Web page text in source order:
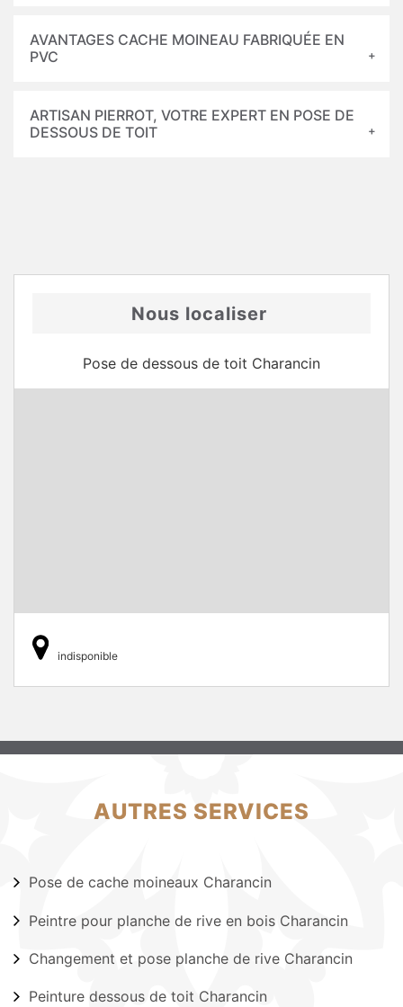
AVANTAGES CACHE MOINEAU FABRIQUÉE EN
PVC
ARTISAN PIERROT, VOTRE EXPERT EN POSE DE
DESSOUS DE TOIT
Nous localiser
Pose de dessous de toit Charancin
indisponible
AUTRES SERVICES
Pose de cache moineaux Charancin
Peintre pour planche de rive en bois Charancin
Changement et pose planche de rive Charancin
Peinture dessous de toit Charancin